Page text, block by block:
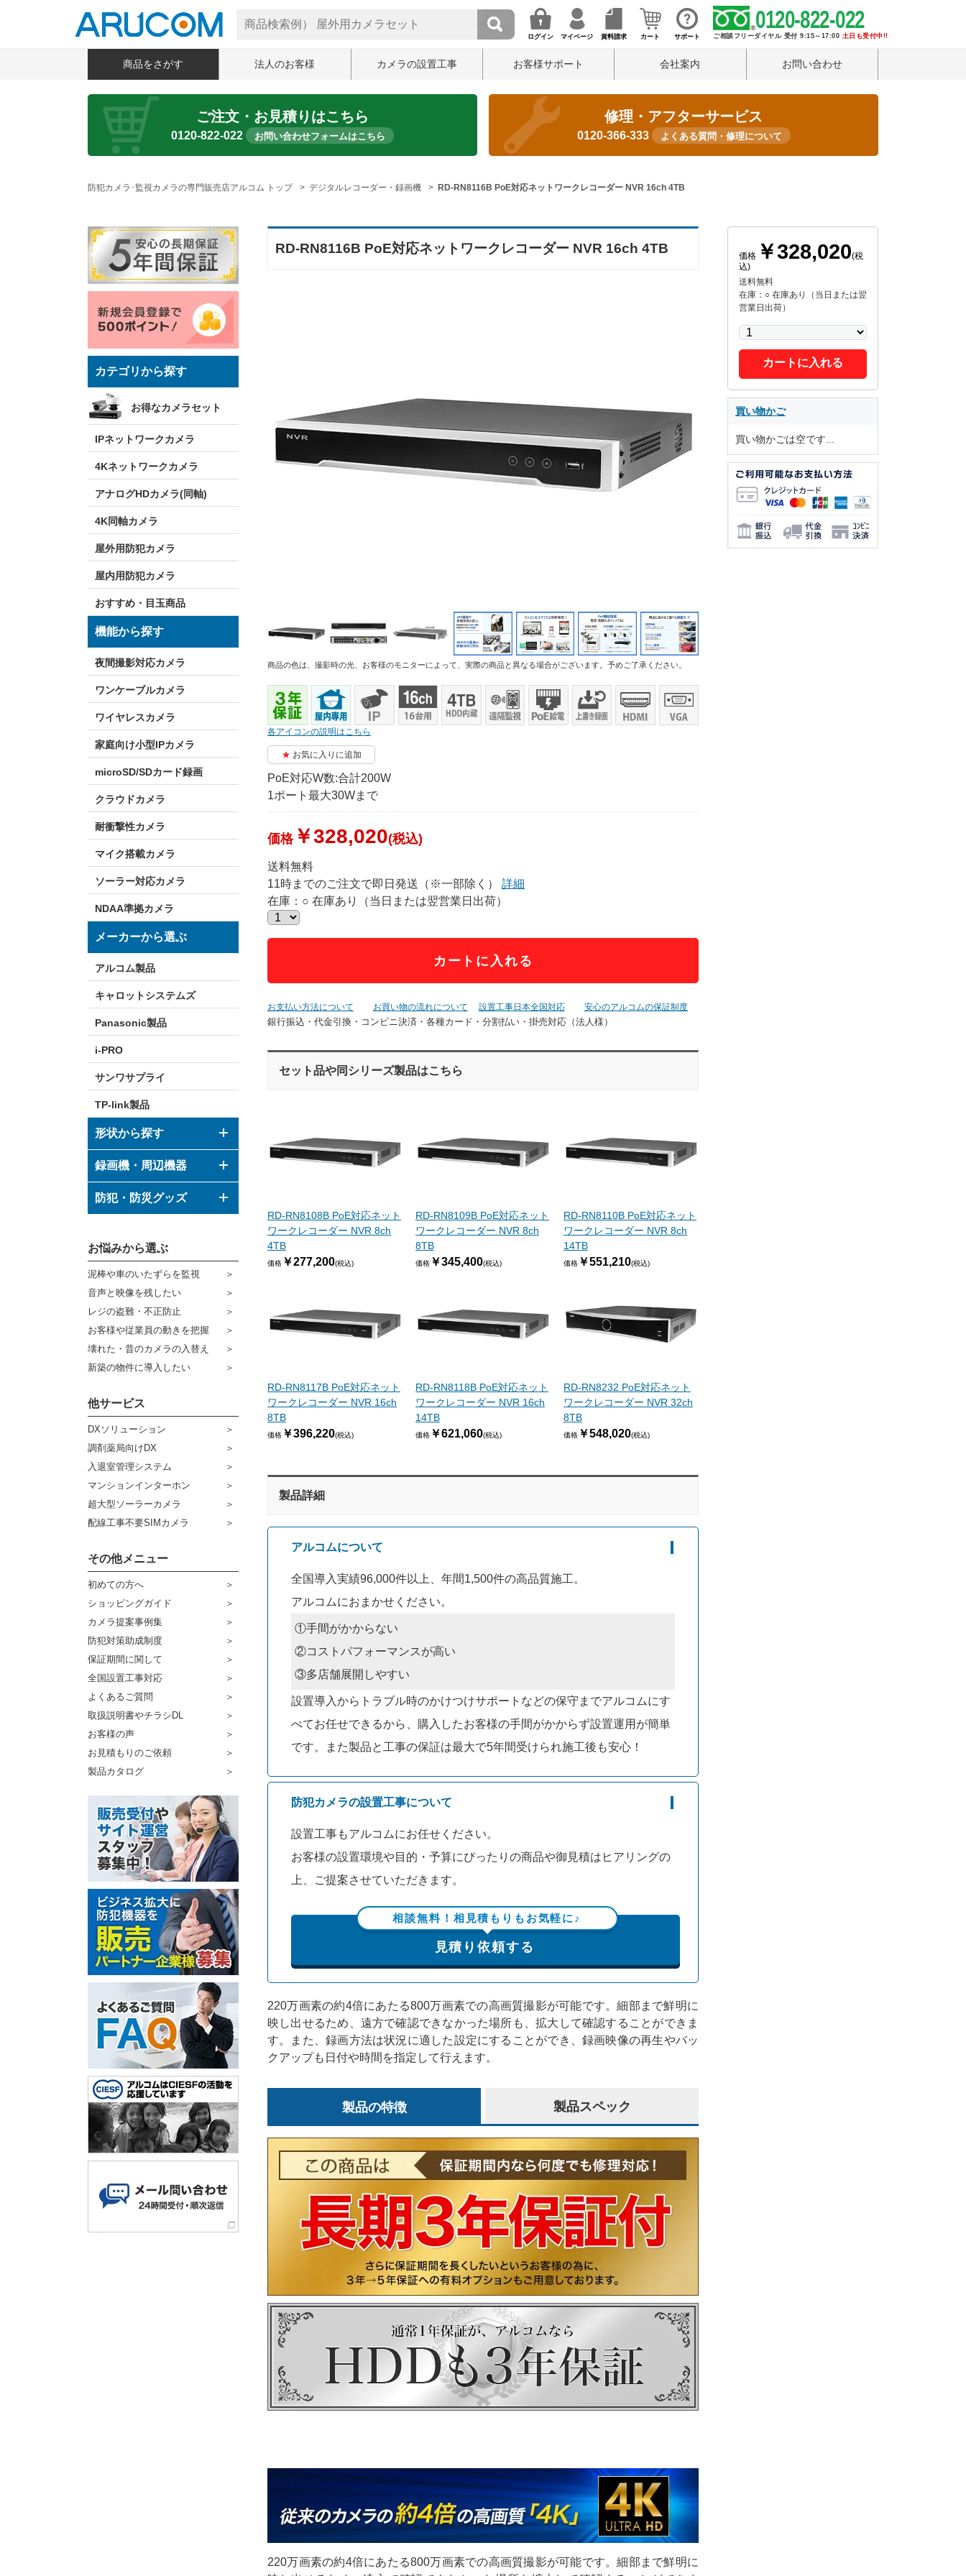
ログイン マイページ 資料請求 カート サポート
0120-822-022
ご相談フリーダイヤル 受付 9:15～17:00 土日も受付中!!
商品をさがす 法人のお客様 カメラの設置工事 お客様サポート 会社案内 お問い合わせ
ご注文・お見積りはこちら
0120-822-022 お問い合わせフォームはこちら
修理・アフターサービス
0120-366-333 よくある質問・修理について
防犯カメラ･監視カメラの専門販売店アルコム トップ デジタルレコーダー・録画機 RD-RN8116B PoE対応ネットワークレコーダー NVR 16ch 4TB
カテゴリから探す
お得なカメラセット
IPネットワークカメラ
4Kネットワークカメラ
アナログHDカメラ(同軸)
4K同軸カメラ
屋外用防犯カメラ
屋内用防犯カメラ
おすすめ・目玉商品
機能から探す
夜間撮影対応カメラ
ワンケーブルカメラ
ワイヤレスカメラ
家庭向け小型IPカメラ
microSD/SDカード録画
クラウドカメラ
耐衝撃性カメラ
マイク搭載カメラ
ソーラー対応カメラ
NDAA準拠カメラ
メーカーから選ぶ
アルコム製品
キャロットシステムズ
Panasonic製品
i-PRO
サンワサプライ
TP-link製品
形状から探す
ドーム型カメラ
ボックス型カメラ
その他形状のカメラ
録画機・周辺機器
デジタルレコーダー
ハウジング
ブラケット
ケーブル
コネクター
その他周辺機器
防犯・防災グッズ
防災グッズ
センサーライト・アラーム
防犯ステッカー
宅配ボックス
販売終了商品
お悩みから選ぶ
泥棒や車のいたずらを監視
音声と映像を残したい
レジの盗難・不正防止
お客様や従業員の動きを把握
壊れた・昔のカメラの入替え
新築の物件に導入したい
他サービス
DXソリューション
調剤薬局向けDX
入退室管理システム
マンションインターホン
超大型ソーラーカメラ
配線工事不要SIMカメラ
その他メニュー
初めての方へ
ショッピングガイド
カメラ提案事例集
防犯対策助成制度
保証期間に関して
全国設置工事対応
よくあるご質問
取扱説明書やチラシDL
お客様の声
お見積もりのご依頼
製品カタログ
RD-RN8116B PoE対応ネットワークレコーダー NVR 16ch 4TB
商品の色は、撮影時の光、お客様のモニターによって、実際の商品と異なる場合がございます。予めご了承ください。
各アイコンの説明はこちら
お気に入りに追加
PoE対応W数:合計200W
1ポート最大30Wまで
価格￥328,020(税込)
送料無料
11時までのご注文で即日発送（※一部除く） 詳細
在庫：○ 在庫あり（当日または翌営業日出荷）
カートに入れる
お支払い方法について お買い物の流れについて 設置工事日本全国対応 安心のアルコムの保証制度
銀行振込・代金引換・コンビニ決済・ 各種カード・分割払い・掛売対応（法人様）
セット品や同シリーズ製品はこちら
RD-RN8108B PoE対応ネット
ワークレコーダー NVR 8ch
4TB
価格 ￥277,200(税込)
RD-RN8109B PoE対応ネット
ワークレコーダー NVR 8ch
8TB
価格 ￥345,400(税込)
RD-RN8110B PoE対応ネット
ワークレコーダー NVR 8ch
14TB
価格 ￥551,210(税込)
RD-RN8117B PoE対応ネット
ワークレコーダー NVR 16ch
8TB
価格 ￥396,220(税込)
RD-RN8118B PoE対応ネット
ワークレコーダー NVR 16ch
14TB
価格 ￥621,060(税込)
RD-RN8232 PoE対応ネット
ワークレコーダー NVR 32ch
8TB
価格 ￥548,020(税込)
製品詳細
アルコムについて
全国導入実績96,000件以上、年間1,500件の高品質施工。
アルコムにおまかせください。
①手間がかからない
②コストパフォーマンスが高い
③多店舗展開しやすい
設置導入からトラブル時のかけつけサポートなどの保守までアルコムにす
べてお任せできるから、購入したお客様の手間がかからず設置運用が簡単
です。また製品と工事の保証は最大で5年間受けられ施工後も安心！
防犯カメラの設置工事について
設置工事もアルコムにお任せください。
お客様の設置環境や目的・予算にぴったりの商品や御見積はヒアリングの
上、ご提案させていただきます。
相談無料！相見積もりもお気軽に♪
見積り依頼する
220万画素の約4倍にあたる800万画素での高画質撮影が可能です。細部まで鮮明に
映し出せるため、遠方で確認できなかった場所も、拡大して確認することができま
す。また、録画方法は状況に適した設定にすることができ、録画映像の再生やバッ
クアップも日付や時間を指定して行えます。
製品の特徴 製品スペック
220万画素の約4倍にあたる800万画素での高画質撮影が可能です。細部まで鮮明に
価格 ￥328,020(税
込)
送料無料
在庫：○ 在庫あり（当日または翌
営業日出荷）
カートに入れる
買い物かご
買い物かごは空です...